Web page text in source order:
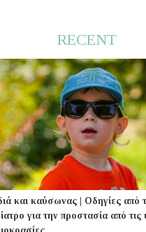
RECENT
και καύσωνας | Οδηγίες από
για την προστασία από